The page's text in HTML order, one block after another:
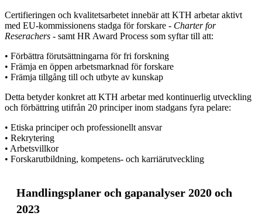
Certifieringen och kvalitetsarbetet innebär att KTH arbetar aktivt
med EU-kommissionens stadga för forskare - Charter for
Reserachers - samt HR Award Process som syftar till att:
• Förbättra förutsättningarna för fri forskning
• Främja en öppen arbetsmarknad för forskare
• Främja tillgång till och utbyte av kunskap
Detta betyder konkret att KTH arbetar med kontinuerlig utveckling
och förbättring utifrån 20 principer inom stadgans fyra pelare:
• Etiska principer och professionellt ansvar
• Rekrytering
• Arbetsvillkor
• Forskarutbildning, kompetens- och karriärutveckling
Handlingsplaner och gapanalyser 2020 och
2023